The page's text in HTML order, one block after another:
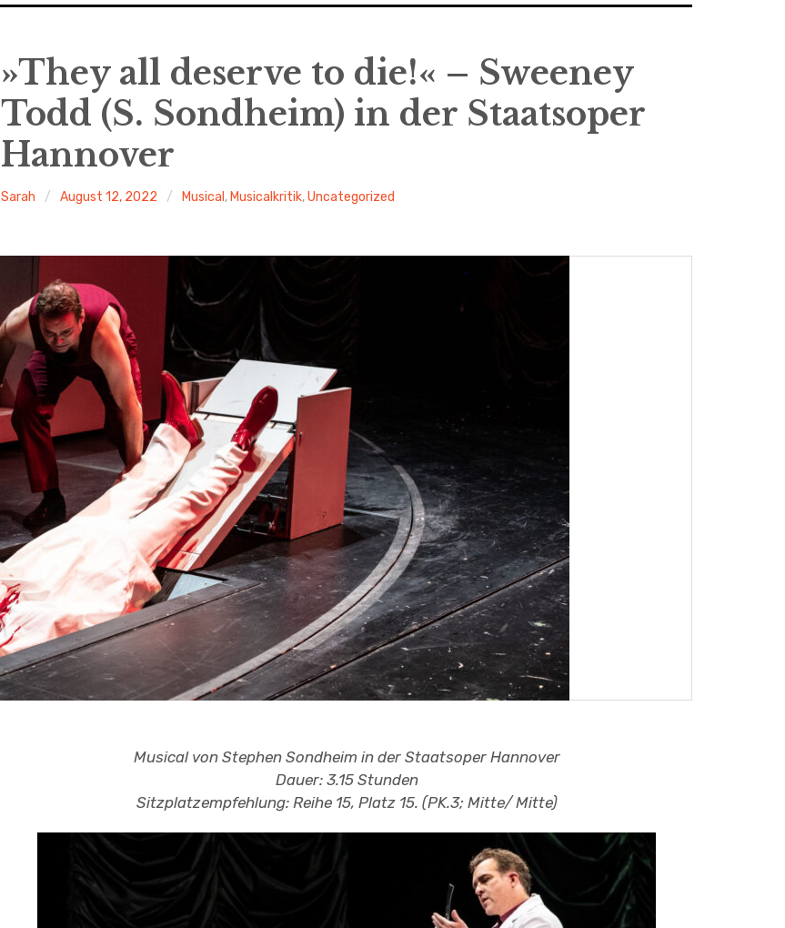
»They all deserve to die!« – Sweeney
Todd (S. Sondheim) in der Staatsoper
Hannover
Sarah August 12, 2022 Musical , Musicalkritik,Uncategorized
Musical von Stephen Sondheim in der Staatsoper Hannover
Dauer: 3.15 Stunden
Sitzplatzempfehlung: Reihe 15, Platz 15. (PK.3; Mitte/ Mitte)